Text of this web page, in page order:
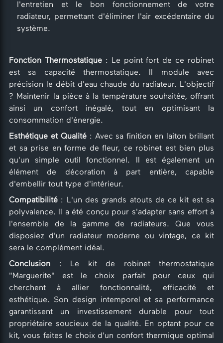
l'entretien et le bon fonctionnement de votre
radiateur, permettant d'éliminer l'air excédentaire du
système.
Fonction Thermostatique: Le point fort de ce robinet
est sa capacité thermostatique. Il module avec
précision le débit d'eau chaude du radiateur. L'objectif
? Maintenir la pièce à la température souhaitée, offrant
ainsi un confort inégalé, tout en optimisant la
consommation d'énergie.
Esthétique et Qualité: Avec sa finition en laiton brillant
et sa prise en forme de fleur, ce robinet est bien plus
qu'un simple outil fonctionnel. Il est également un
élément de décoration à part entière, capable
d'embellir tout type d'intérieur.
Compatibilité : L'un des grands atouts de ce kit est sa
polyvalence. Il a été conçu pour s'adapter sans effort à
l'ensemble de la gamme de radiateurs. Que vous
disposiez d'un radiateur moderne ou vintage, ce kit
sera le complément idéal.
Conclusion : Le kit de robinet thermostatique
"Marguerite" est le choix parfait pour ceux qui
cherchent à allier fonctionnalité, efficacité et
esthétique. Son design intemporel et sa performance
garantissent un investissement durable pour tout
propriétaire soucieux de la qualité. En optant pour ce
kit, vous faites le choix d'un confort thermique optimal